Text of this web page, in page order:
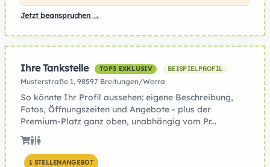
Jetzt beanspruchen →
Ihre Tankstelle TOP3 EXKLUSIV BEISPIELPROFIL
Musterstraße 1, 98597 Breitungen/Werra
So könnte Ihr Profil aussehen: eigene Beschreibung,
Fotos, Öffnungszeiten und Angebote - plus der
Premium-Platz ganz oben, unabhängig vom Pr...
1 STELLENANGEBOT